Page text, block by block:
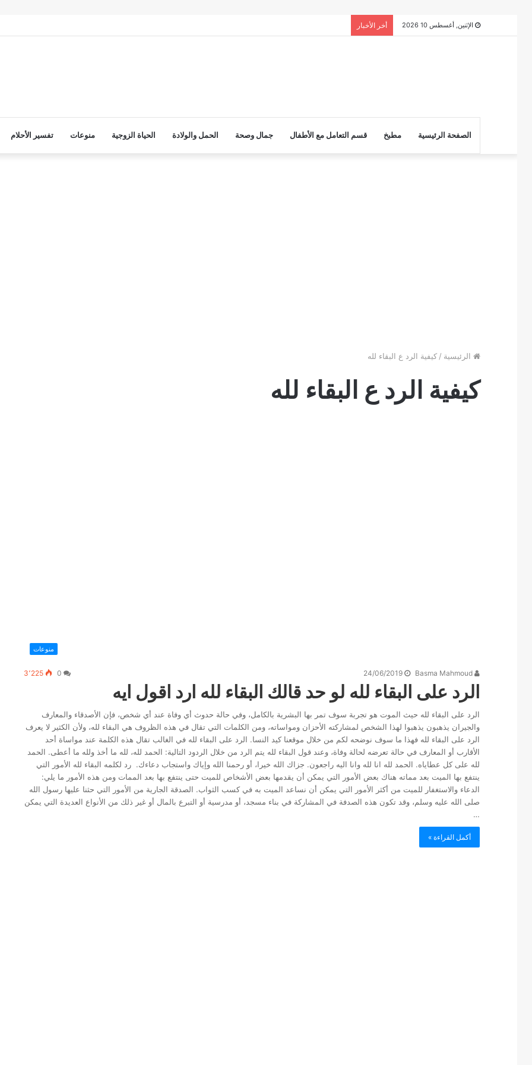
الإثنين, أغسطس 10 2026 أخر الأخبار
الصفحة الرئيسية مطبخ قسم التعامل مع الأطفال جمال وصحة الحمل والولادة الحياة الزوجية منوعات تفسير الأحلام
الرئيسية / كيفية الرد ع البقاء لله
كيفية الرد ع البقاء لله
منوعات
Basma Mahmoud
24/06/2019
0 3٬225
الرد على البقاء لله لو حد قالك البقاء لله ارد اقول ايه
الرد على البقاء لله حيث الموت هو تجربة سوف تمر بها البشرية بالكامل، وفي حالة حدوث أي وفاة عند أي شخص، فإن الأصدقاء والمعارف
والجيران يذهبون يذهبوا لهذا الشخص لمشاركته الأحزان ومواساته، ومن الكلمات التي تقال في هذه الظروف هي البقاء لله، ولأن الكثير لا يعرف
الرد على البقاء لله فهذا ما سوف نوضحه لكم من خلال موقعنا كيد النسا. الرد على البقاء لله في الغالب تقال هذه الكلمة عند مواساة أحد
الأقارب أو المعارف في حالة تعرضه لحالة وفاة، وعند قول البقاء لله يتم الرد من خلال الردود التالية: الحمد لله، لله ما أخذ ولله ما أعطى. الحمد
لله على كل عطاياه. الحمد لله انا لله وانا اليه راجعون. جزاك الله خيرا، أو رحمنا الله وإياك واستجاب دعاءك. رد لكلمه البقاء لله الأمور التي
ينتفع بها الميت بعد مماته هناك بعض الأمور التي يمكن أن يقدمها بعض الأشخاص للميت حتى ينتفع بها بعد الممات ومن هذه الأمور ما يلي:
الدعاء والاستغفار للميت من أكثر الأمور التي يمكن أن نساعد الميت به في كسب الثواب. الصدقة الجارية من الأمور التي حثنا عليها رسول الله
صلى الله عليه وسلم، وقد تكون هذه الصدفة في المشاركة في بناء مسجد، أو مدرسية أو التبرع بالمال أو غير ذلك من الأنواع العديدة التي يمكن
…
أكمل القراءة »